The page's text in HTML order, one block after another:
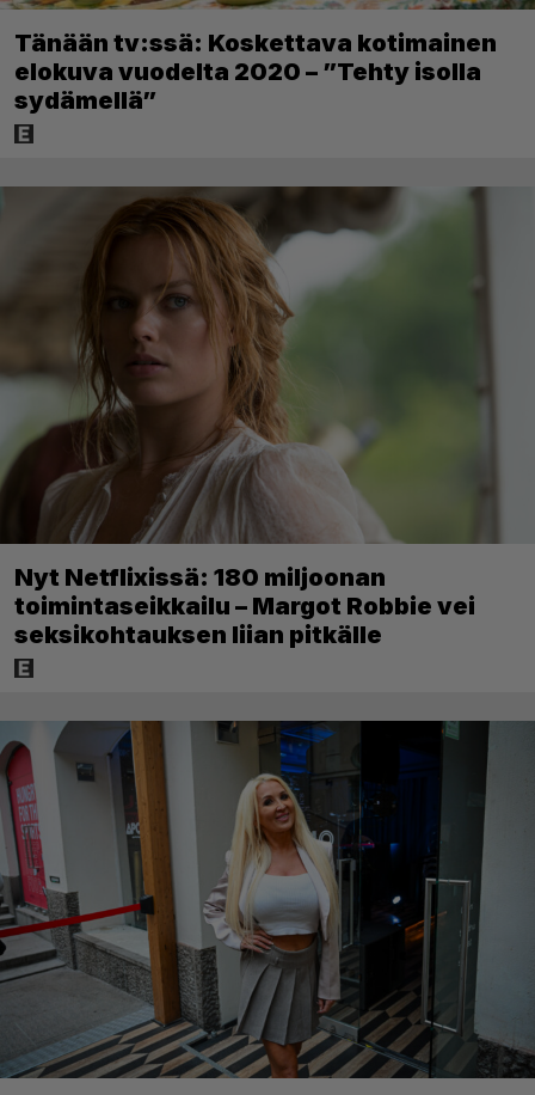
Tänään tv:ssä: Koskettava kotimainen
elokuva vuodelta 2020 – ”Tehty isolla
sydämellä”
Nyt Netflixissä: 180 miljoonan
toimintaseikkailu – Margot Robbie vei
seksikohtauksen liian pitkälle